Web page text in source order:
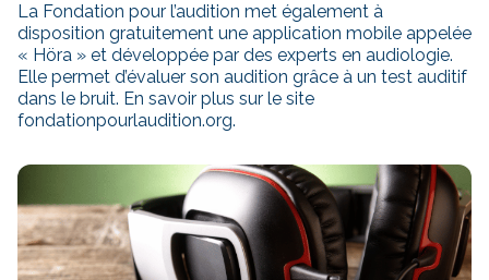
La Fondation pour l’audition met également à
disposition gratuitement une application mobile appelée
« Höra » et développée par des experts en audiologie.
Elle permet d’évaluer son audition grâce à un test auditif
dans le bruit. En savoir plus sur le site
fondationpourlaudition.org.